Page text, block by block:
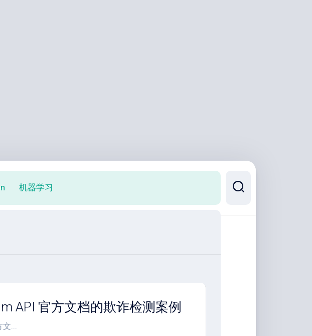
机器学习
API 官方文档的欺诈检测案例
文...